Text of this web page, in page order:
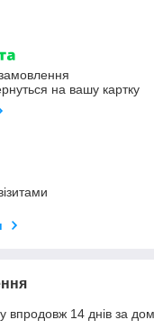
на вашу картку
впродовж 14 днів за